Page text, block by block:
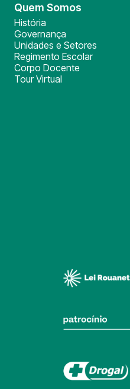
Quem Somos
História
Governança
Unidades e Setores
Regimento Escolar
Corpo Docente
Tour Virtual